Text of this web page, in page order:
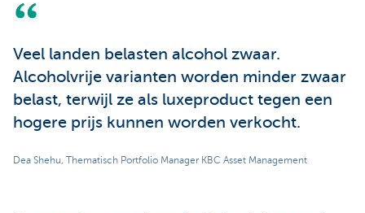
Veel landen belasten alcohol zwaar.
Alcoholvrije varianten worden minder zwaar
belast, terwijl ze als luxeproduct tegen een
hogere prijs kunnen worden verkocht.
Dea Shehu, Thematisch Portfolio Manager KBC Asset Management